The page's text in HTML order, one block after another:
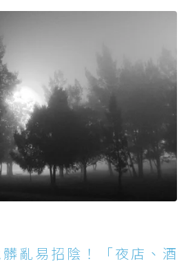
亂易招陰！「夜店、酒